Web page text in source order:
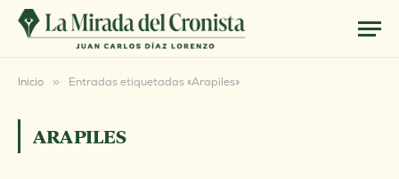
Inicio » Entradas etiquetadas «Arapiles»
ARAPILES